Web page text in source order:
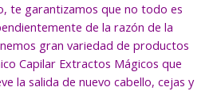
te garantizamos que no todo es
de la razón de la
gran variedad de productos
Capilar Extractos Mágicos que
la salida de nuevo cabello, cejas y